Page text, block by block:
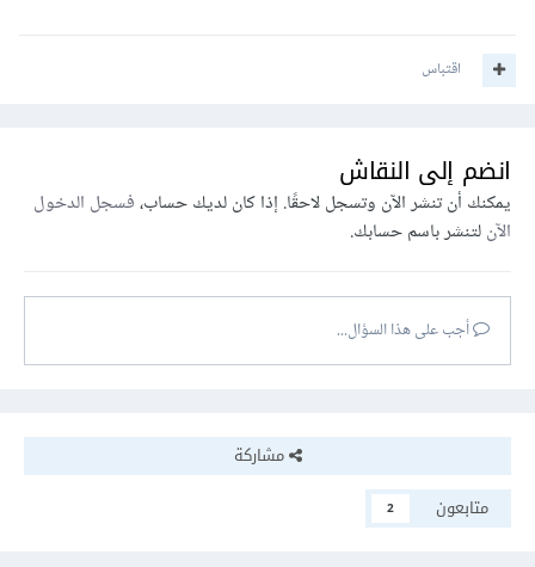
اقتباس
انضم إلى النقاش
يمكنك أن تنشر الآن وتسجل لاحقًا. إذا كان لديك حساب،فسجل الدخول
الآنلتنشر باسم حسابك.
أجب على هذا السؤال...
مشاركة
متابعون
2